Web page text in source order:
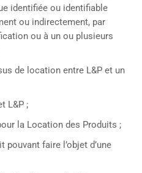
identifiée ou identifiable
ou indirectement, par
ou à un ou plusieurs
de location entre L&P et un
L&P ;
la Location des Produits ;
pouvant faire l’objet d’une